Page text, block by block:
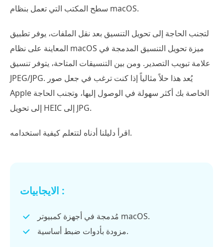
سطح المكتب التي تعمل بنظام macOS.
لتجنب الحاجة إلى تحويل التنسيق بعد نقل الملفات، يوفر تطبيق
المعاينة على نظام macOS ميزة تحويل التنسيق المدمجة في
علامة تبويب التصدير. ومن بين التنسيقات المتاحة، يتوفر تنسيق
JPEG/JPG. يُعد هذا حلاً مثالياً إذا كنت ترغب في جعل صور
Apple الخاصة بك أكثر سهولة في الوصول إليها، وتجنب الحاجة
إلى تحويل HEIC إلى JPG.
اقرأ دليلنا أدناه لتتعلم كيفية استخدامه.
الايجابيات :
مُدمجة في أجهزة كمبيوتر macOS.
مزودة بأدوات ضبط أساسية.